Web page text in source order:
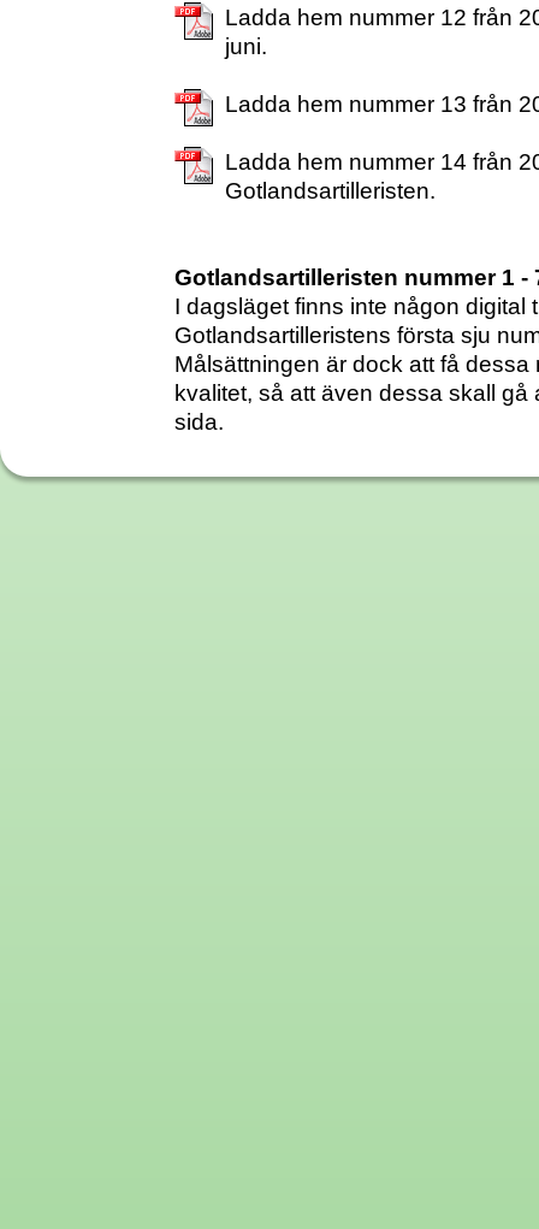
Ladda hem nummer 12 från
juni.
Ladda hem nummer 13 från
Ladda hem nummer 14 från
Gotlandsartilleristen.
Gotlandsartilleristen nummer 1 -
I dagsläget finns inte någon digital
Gotlandsartilleristens första sju
Målsättningen är dock att få
kvalitet, så att även dessa skall gå
sida.